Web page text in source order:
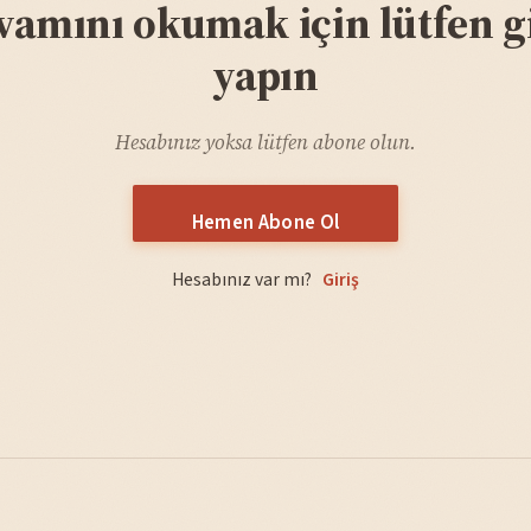
okumak için lütfen
yapın
Hesabınız yoksa lütfen abone olun.
Hemen Abone Ol
Hesabınız var mı? Giriş